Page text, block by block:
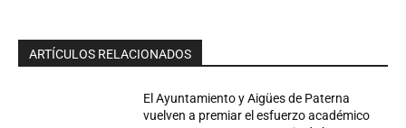
ARTÍCULOS RELACIONADOS
El Ayuntamiento y Aigües de Paterna
vuelven a premiar el esfuerzo académico